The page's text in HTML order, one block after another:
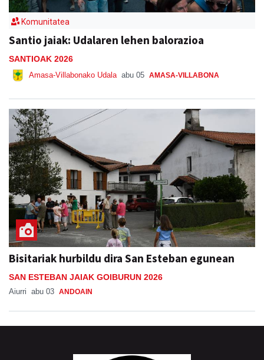
Komunitatea
Santio jaiak: Udalaren lehen balorazioa
SANTIOAK 2026
Amasa-Villabonako Udala abu 05 AMASA-VILLABONA
Bisitariak hurbildu dira San Esteban egunean
SAN ESTEBAN JAIAK GOIBURUN 2026
Aiurri abu 03 ANDOAIN